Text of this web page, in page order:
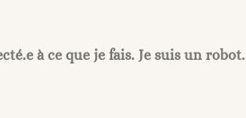
à ce que je fais. Je suis un robot.